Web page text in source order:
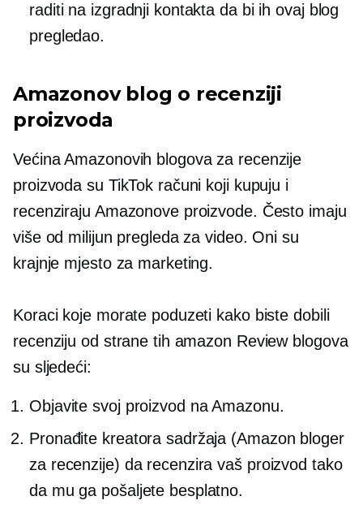
raditi na izgradnji kontakta da bi ih ovaj blog
pregledao.
Amazonov blog o recenziji
proizvoda
Većina Amazonovih blogova za recenzije
proizvoda su TikTok računi koji kupuju i
recenziraju Amazonove proizvode. Često imaju
više od milijun pregleda za video. Oni su
krajnje mjesto za marketing.
Koraci koje morate poduzeti kako biste dobili
recenziju od strane tih amazon Review blogova
su sljedeći:
Objavite svoj proizvod na Amazonu.
Pronađite kreatora sadržaja (Amazon bloger
za recenzije) da recenzira vaš proizvod tako
da mu ga pošaljete besplatno.